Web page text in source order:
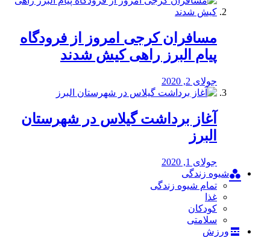
مسافران کرجی امروز از فرودگاه
پیام البرز راهی کیش شدند
جولای 2, 2020
آغاز برداشت گیلاس در شهرستان
البرز
جولای 1, 2020
شیوه زندگی
تمام شیوه زندگی
غذا
کودکان
سلامتی
ورزش